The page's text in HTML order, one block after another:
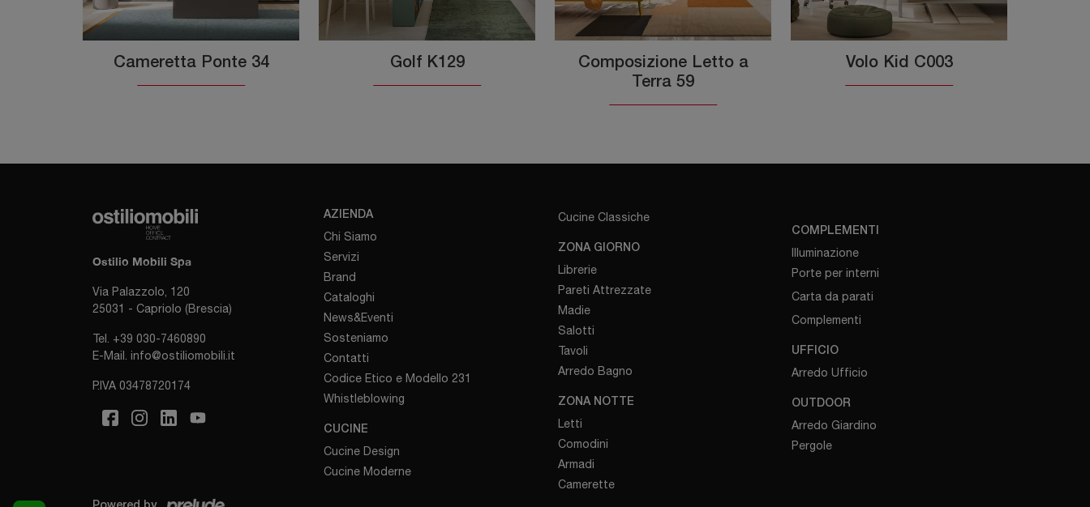
Cameretta Ponte 34 Golf K129
Composizione Letto a
Terra 59
Volo Kid C003
Ostilio Mobili Spa
Via Palazzolo, 120
25031 - Capriolo (Brescia)
Tel. +39 030-7460890
E-Mail. info@ostiliomobili.it
P.IVA 03478720174
AZIENDA
Chi Siamo
Servizi
Brand
Cataloghi
News&Eventi
Sosteniamo
Contatti
Codice Etico e Modello 231
Whistleblowing
CUCINE
Cucine Design
Cucine Moderne
Cucine Classiche
ZONA GIORNO
Librerie
Pareti Attrezzate
Madie
Salotti
Tavoli
Arredo Bagno
ZONA NOTTE
Letti
Comodini
Armadi
Camerette
COMPLEMENTI
Illuminazione
Porte per interni
Carta da parati
Complementi
UFFICIO
Arredo Ufficio
OUTDOOR
Arredo Giardino
Pergole